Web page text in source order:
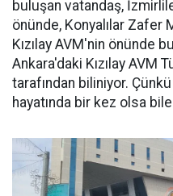
buluşan vatandaş,
önünde, Konyalılar Zafer
Kızılay AVM'nin önünde
Ankara'daki Kızılay AVM
tarafından biliniyor.
hayatında bir kez olsa